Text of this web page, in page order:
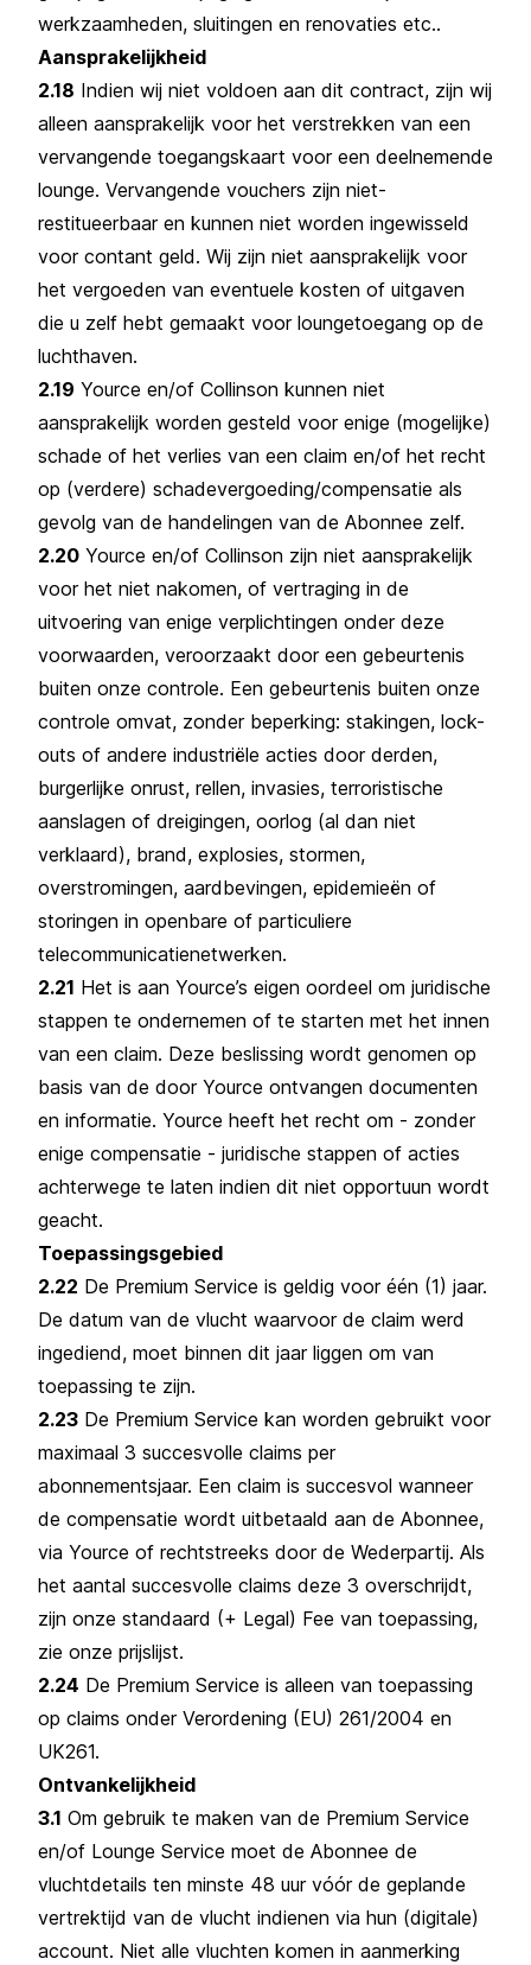
werkzaamheden, sluitingen en renovaties etc..
Aansprakelijkheid
2.18 Indien wij niet voldoen aan dit contract, zijn wij
alleen aansprakelijk voor het verstrekken van een
vervangende toegangskaart voor een deelnemende
lounge. Vervangende vouchers zijn niet-
restitueerbaar en kunnen niet worden ingewisseld
voor contant geld. Wij zijn niet aansprakelijk voor
het vergoeden van eventuele kosten of uitgaven
die u zelf hebt gemaakt voor loungetoegang op de
luchthaven.
2.19 Yource en/of Collinson kunnen niet
aansprakelijk worden gesteld voor enige (mogelijke)
schade of het verlies van een claim en/of het recht
op (verdere) schadevergoeding/compensatie als
gevolg van de handelingen van de Abonnee zelf.
2.20 Yource en/of Collinson zijn niet aansprakelijk
voor het niet nakomen, of vertraging in de
uitvoering van enige verplichtingen onder deze
voorwaarden, veroorzaakt door een gebeurtenis
buiten onze controle. Een gebeurtenis buiten onze
controle omvat, zonder beperking: stakingen, lock-
outs of andere industriële acties door derden,
burgerlijke onrust, rellen, invasies, terroristische
aanslagen of dreigingen, oorlog (al dan niet
verklaard), brand, explosies, stormen,
overstromingen, aardbevingen, epidemieën of
storingen in openbare of particuliere
telecommunicatienetwerken.
2.21 Het is aan Yource’s eigen oordeel om juridische
stappen te ondernemen of te starten met het innen
van een claim. Deze beslissing wordt genomen op
basis van de door Yource ontvangen documenten
en informatie. Yource heeft het recht om - zonder
enige compensatie - juridische stappen of acties
achterwege te laten indien dit niet opportuun wordt
geacht.
Toepassingsgebied
2.22 De Premium Service is geldig voor één (1) jaar.
De datum van de vlucht waarvoor de claim werd
ingediend, moet binnen dit jaar liggen om van
toepassing te zijn.
2.23 De Premium Service kan worden gebruikt voor
maximaal 3 succesvolle claims per
abonnementsjaar. Een claim is succesvol wanneer
de compensatie wordt uitbetaald aan de Abonnee,
via Yource of rechtstreeks door de Wederpartij. Als
het aantal succesvolle claims deze 3 overschrijdt,
zijn onze standaard (+ Legal) Fee van toepassing,
zie onze prijslijst.
2.24 De Premium Service is alleen van toepassing
op claims onder Verordening (EU) 261/2004 en
UK261.
Ontvankelijkheid
3.1 Om gebruik te maken van de Premium Service
en/of Lounge Service moet de Abonnee de
vluchtdetails ten minste 48 uur vóór de geplande
vertrektijd van de vlucht indienen via hun (digitale)
account. Niet alle vluchten komen in aanmerking